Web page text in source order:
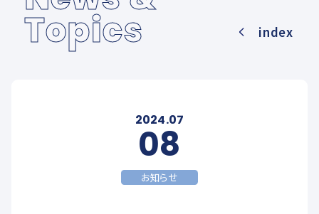
NEWS & TOPICS
学校案内
FUTURE CREATION DEPARTMENT
Topics index
2024.07
08
お知らせ